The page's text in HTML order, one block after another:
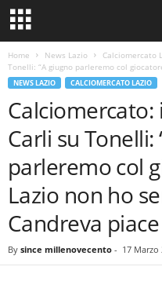
Home News Lazio Calciomercato
Tonelli: “A giugno parleremo col
NEWS LAZIO CALCIOMERCATO LAZIO
Calciomercato:
Carli su Tonelli:
parleremo col
Lazio non ho
Candreva
By since millenovecento - 17 Marzo